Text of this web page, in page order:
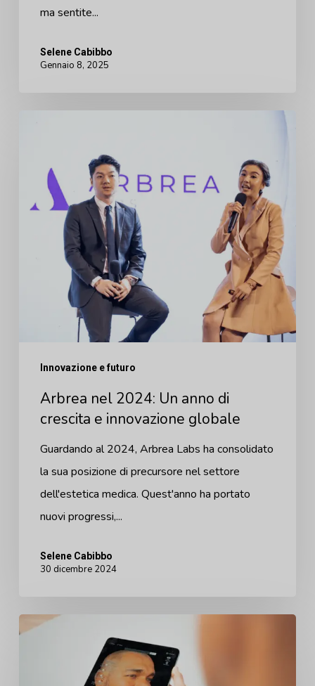
funnelma sentite...
Selene Cabibbo
Gennaio 8, 2025
anno
innovazione
Innovazione e futuro
Arbrea nel 2024: Un anno di
crescita e innovazione globale
Guardando al 2024, Arbrea Labs ha consolidato
la sua posizione di precursore nel settore
dell'estetica medica. Quest'anno ha portato
nuovi progressi,...
Selene Cabibbo
30 dicembre 2024
Come